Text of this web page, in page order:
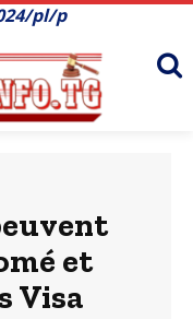
pl/p
et
Visa